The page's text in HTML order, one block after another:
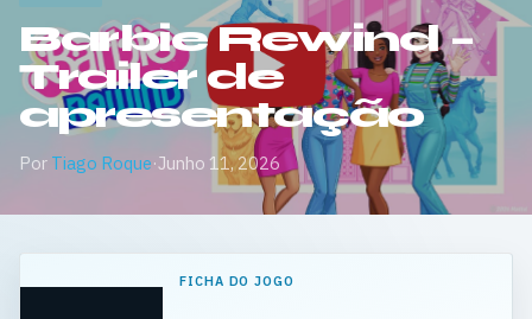
Barbie Rewind –
Trailer de
apresentação
Por Tiago Roque·Junho 11, 2026
FICHA DO JOGO